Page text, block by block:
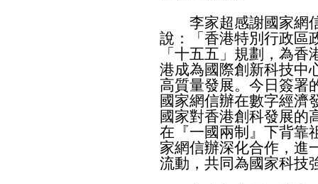
李家超感謝國家網信
說：「香港特別行政區
「十五五」規劃，為
港成為國際創新科技中
高質量發展。今日簽署
國家網信辦在數字經濟
國家對香港創科發展的
在『一國兩制』下背靠
家網信辦深化合作，進
流動，共同為國家科技